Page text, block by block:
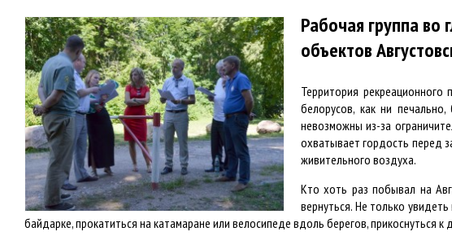
Рабочая группа во
объектов
Территория рекреационного
белорусов, как ни
невозможны из-за
охватывает гордость перед
живительного воздуха.
Кто хоть раз побывал на
вернуться. Не только
байдарке, прокатиться на катамаране или велосипеде вдоль берегов,